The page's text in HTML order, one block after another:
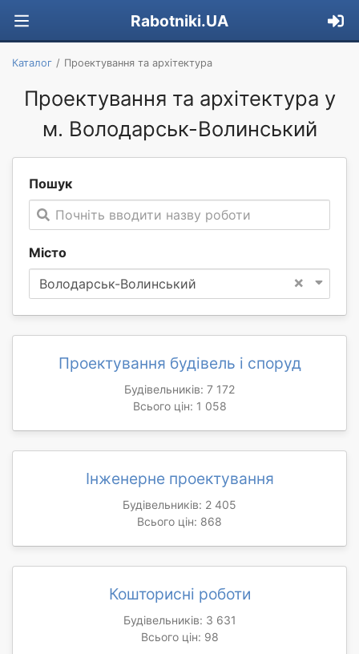
Rabotniki.UA
Каталог Проектування та архітектура
Проектування та архітектура у
м. Володарськ-Волинський
Пошук
Почніть вводити назву роботи
Місто
×
Володарськ-Волинський
Проектування будівель і споруд
Будівельників: 7 172
Всього цін: 1 058
Інженерне проектування
Будівельників: 2 405
Всього цін: 868
Кошторисні роботи
Будівельників: 3 631
Всього цін: 98